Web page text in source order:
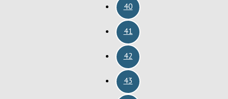
40
41
42
43